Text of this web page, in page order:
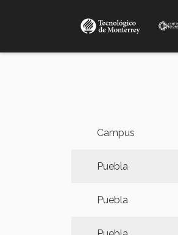
principal
Campus
Puebla
Puebla